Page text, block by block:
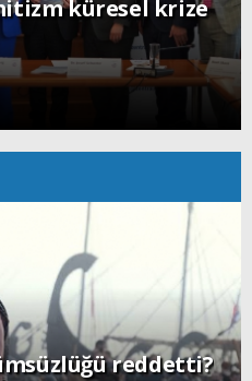
küresel krize
reddetti?